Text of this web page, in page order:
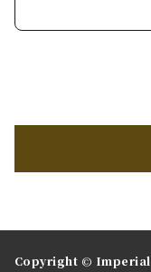
Copyright © Imperial